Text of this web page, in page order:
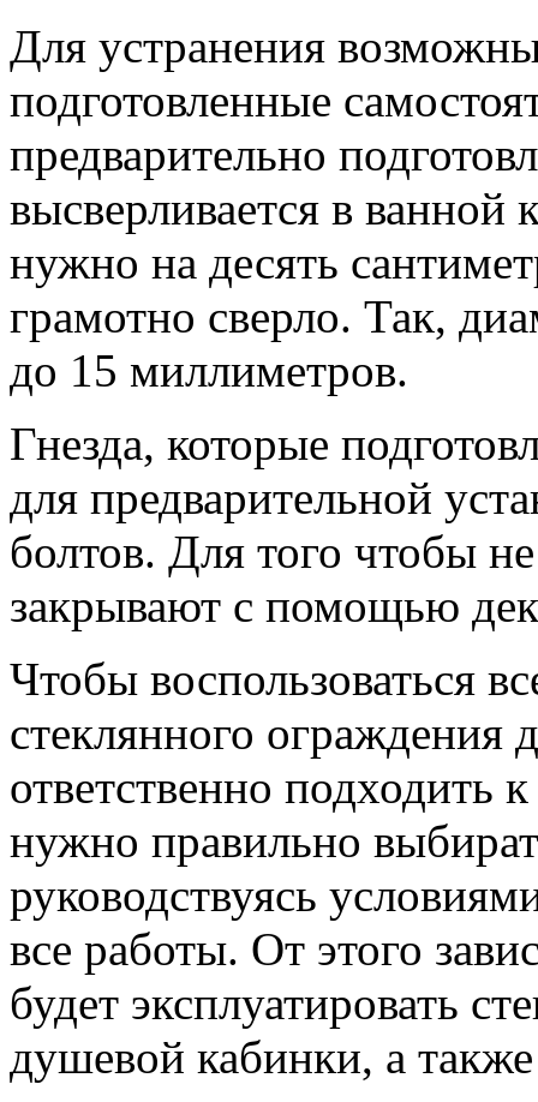
Для устранения
подготовленные
предварительно
высверливается в ванной
нужно на десять
грамотно сверло. Так,
до 15 миллиметров.
Гнезда, которые
для предварительной
болтов. Для того чтобы
закрывают с помощью
Чтобы воспользоваться
стеклянного ограждения
ответственно подходить
нужно правильно
руководствуясь
все работы. От этого
будет эксплуатировать
душевой кабинки, а